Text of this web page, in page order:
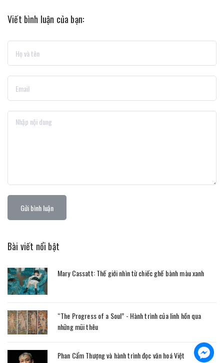
Viết bình luận của bạn:
Gửi bình luận
Bài viết nổi bật
Mary Cassatt: Thế giới nhìn từ chiếc ghế bành màu xanh
“The Progress of a Soul” - Hành trình của linh hồn qua
những mũi thêu
Phan Cẩm Thượng và hành trình đọc văn hoá Việt